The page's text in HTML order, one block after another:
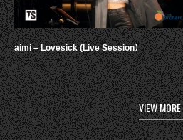
aimi – Lovesick (Live Session）
VIEW MORE